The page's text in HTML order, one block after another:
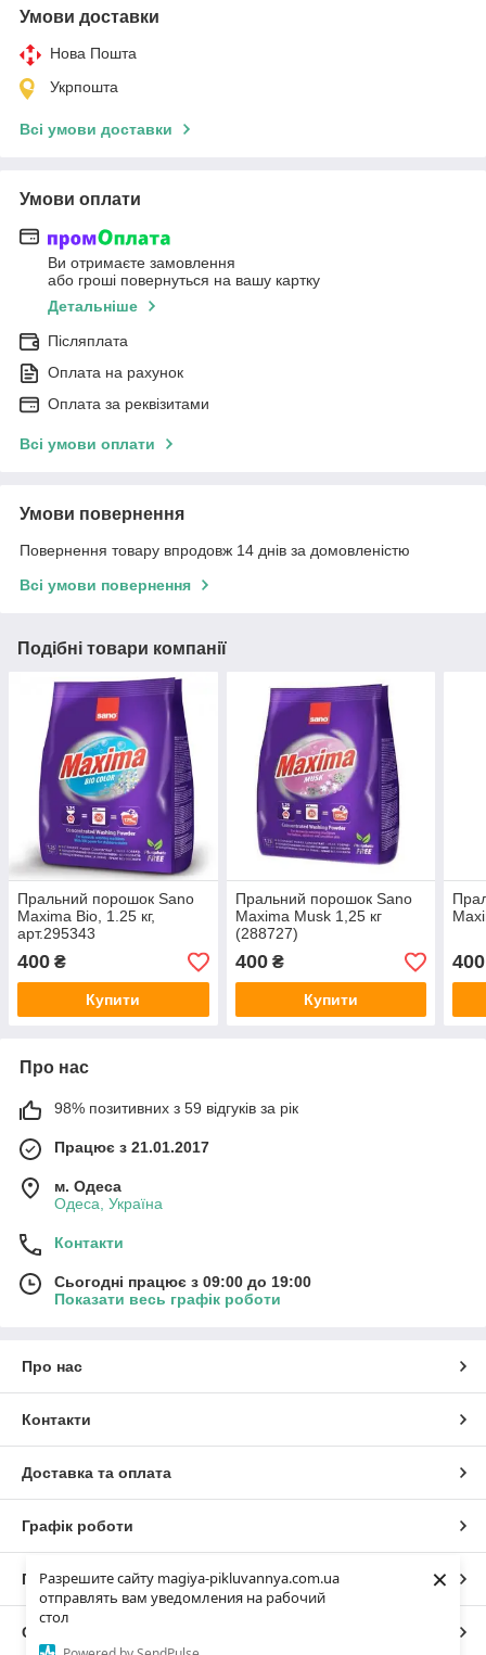
Разрешите сайту magiya-pikluvannya.com.ua
отправлять вам уведомления на рабочий
стол
×
Умови доставки
Нова Пошта
Укрпошта
Всі умови доставки
Умови оплати
Ви отримаєте замовлення
або гроші повернуться на вашу картку
Детальніше
Післяплата
Оплата на рахунок
Оплата за реквізитами
Всі умови оплати
Умови повернення
Повернення товару впродовж 14 днів за домовленістю
Всі умови повернення
Подібні товари компанії
Пральний порошок Sano
Maxima Bio, 1.25 кг,
арт.295343
400 ₴
Купити
Пральний порошок Sano
Maxima Musk 1,25 кг
(288727)
400₴
Купити
400
Про нас
98% позитивних з 59 відгуків за рік
Працює з 21.01.2017
м. Одеса
Одеса, Україна
Контакти
Сьогодні працює з 09:00 до 19:00
Показати весь графік роботи
Про нас
Контакти
Доставка та оплата
Графік роботи
Повна версія сайту
Сайт створено на маркетплейсі